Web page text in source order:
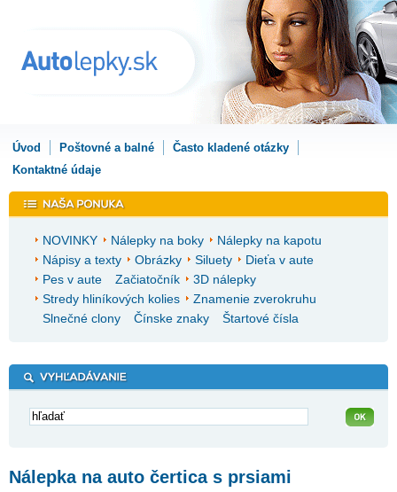
Úvod Poštovné a balné
Často kladené otázky
Kontaktné údaje
NOVINKY Nálepky na boky
Nálepky na kapotu
Nápisy a texty
Obrázky Siluety
Dieťa v aute
Pes v aute
Začiatočník
3D nálepky
Stredy hliníkových kolies
Znamenie zverokruhu
Slnečné clony
Čínske znaky Štartové čísla
Nálepka na auto čertica s prsiami